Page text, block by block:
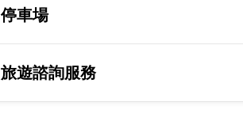
停車場
旅遊諮詢服務